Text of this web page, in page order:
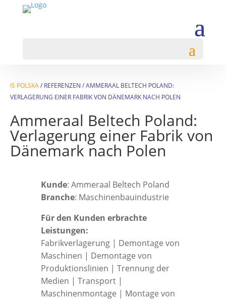
IS POLSKA/ REFERENZEN /AMMERAAL BELTECH POLAND:
VERLAGERUNG EINER FABRIK VON DÄNEMARK NACH POLEN
Ammeraal Beltech Poland:
Verlagerung einer Fabrik von
Dänemark nach Polen
Kunde: Ammeraal Beltech Poland
Branche: Maschinenbauindustrie
Für den Kunden erbrachte
Leistungen:
Fabrikverlagerung | Demontage von
Maschinen | Demontage von
Produktionslinien | Trennung der
Medien | Transport |
Maschinenmontage | Montage von